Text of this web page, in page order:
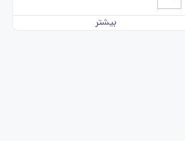
بیشتر